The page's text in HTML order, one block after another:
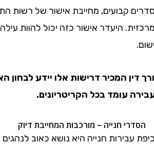
קבועים, מחייבת אישור של רשות
היעדר אישור כזה יכול להוות עילה
המכיר דרישות אלו יידע לבחון האם
עומד בכל הקריטריונים.
חנייה היא נושא כאוב לנהגים